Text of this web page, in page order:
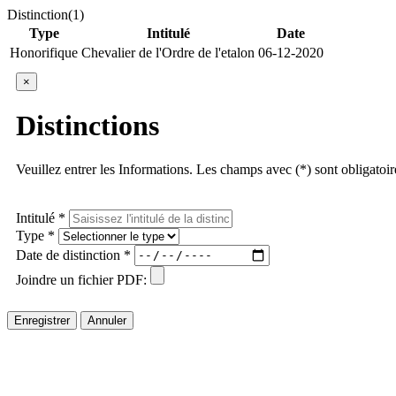
Distinction(1)
Type
Intitulé
Date
Honorifique Chevalier de l'Ordre de l'etalon 06-12-2020
×
Distinctions
Veuillez entrer les Informations. Les champs avec (*) sont
Intitulé *
Type *
Date de distinction *
Joindre un fichier PDF:
Enregistrer Annuler